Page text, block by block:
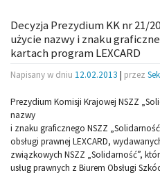
Decyzja Prezydium KK nr 21/
użycie nazwy i znaku
kartach program LEXCARD
Napisany w dniu 12.02.2013 | przez
Prezydium Komisji Krajowej NSZZ
nazwy
i znaku graficznego NSZZ
obsługi prawnej LEXCARD,
związkowych NSZZ „Solidarność”,
usług prawnych z Biurem Obsługi